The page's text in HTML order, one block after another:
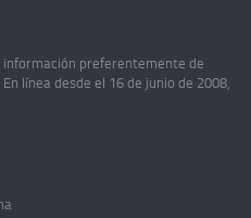
preferentemente de
línea desde el 16 de junio de 2008,